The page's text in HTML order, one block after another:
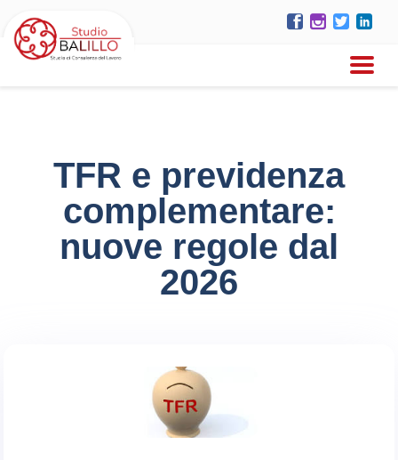
TFR e previdenza
complementare:
nuove regole dal
2026